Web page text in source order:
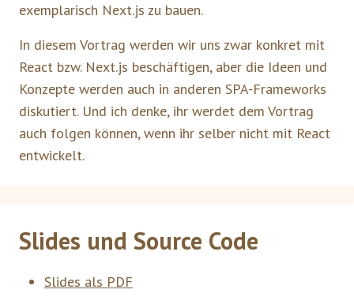
exemplarisch Next.js zu bauen.
In diesem Vortrag werden wir uns zwar konkret mit
React bzw. Next.js beschäftigen, aber die Ideen und
Konzepte werden auch in anderen SPA-Frameworks
diskutiert. Und ich denke, ihr werdet dem Vortrag
auch folgen können, wenn ihr selber nicht mit React
entwickelt.
Slides und Source Code
Slides als PDF